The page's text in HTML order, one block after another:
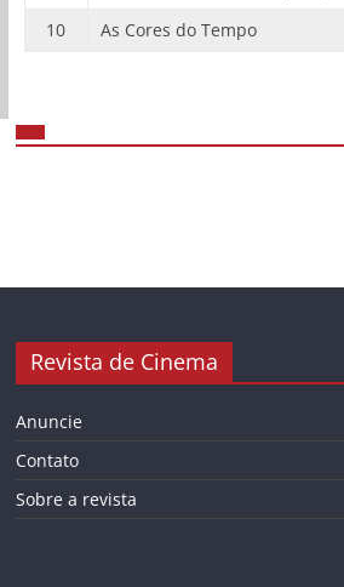
10
As Cores do Tempo
Revista de Cinema
Anuncie
Contato
Sobre a revista